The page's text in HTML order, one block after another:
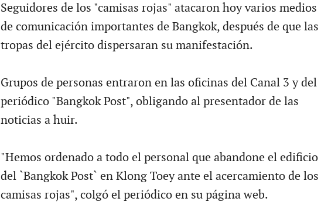
Seguidores de los "camisas rojas" atacaron hoy varios medios
de comunicación importantes de Bangkok, después de que las
tropas del ejército dispersaran su manifestación.
Grupos de personas entraron en las oficinas del Canal 3 y del
periódico "Bangkok Post", obligando al presentador de las
noticias a huir.
"Hemos ordenado a todo el personal que abandone el edificio
del `Bangkok Post` en Klong Toey ante el acercamiento de los
camisas rojas", colgó el periódico en su página web.